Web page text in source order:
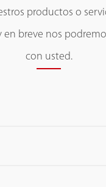
productos o
en breve nos
con usted.